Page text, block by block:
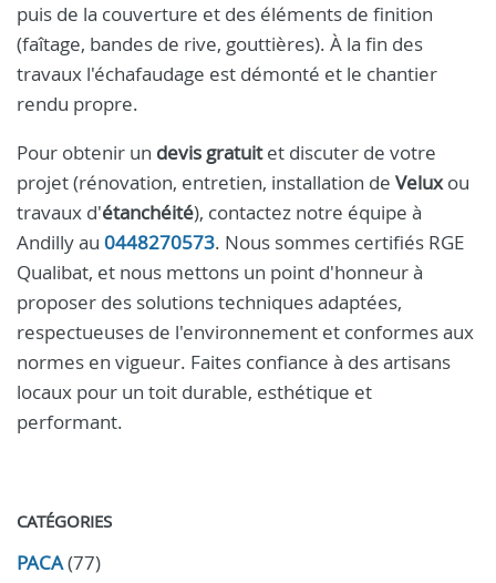
puis de la couverture et des éléments de finition
(faîtage, bandes de rive, gouttières). À la fin des
travaux l'échafaudage est démonté et le chantier
rendu propre.
Pour obtenir un devis gratuitet discuter de votre
projet (rénovation, entretien, installation de Veluxou
travaux d'étanchéité), contactez notre équipe à
Andilly au 0448270573. Nous sommes certifiés RGE
Qualibat, et nous mettons un point d'honneur à
proposer des solutions techniques adaptées,
respectueuses de l'environnement et conformes aux
normes en vigueur. Faites confiance à des artisans
locaux pour un toit durable, esthétique et
performant.
CATÉGORIES
PACA(77)